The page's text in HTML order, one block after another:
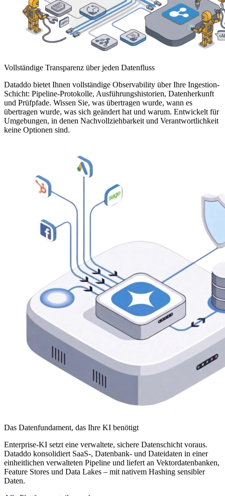
Vollständige Transparenz über jeden Datenfluss
Dataddo bietet Ihnen vollständige Observability über Ihre Ingestion-
Schicht: Pipeline-Protokolle, Ausführungshistorien, Datenherkunft
und Prüfpfade. Wissen Sie, was übertragen wurde, wann es
übertragen wurde, was sich geändert hat und warum. Entwickelt für
Umgebungen, in denen Nachvollziehbarkeit und Verantwortlichkeit
keine Optionen sind.
Das Datenfundament, das Ihre KI benötigt
Enterprise-KI setzt eine verwaltete, sichere Datenschicht voraus.
Dataddo konsolidiert SaaS-, Datenbank- und Dateidaten in einer
einheitlichen verwalteten Pipeline und liefert an Vektordatenbanken,
Feature Stores und Data Lakes – mit nativem Hashing sensibler
Daten.